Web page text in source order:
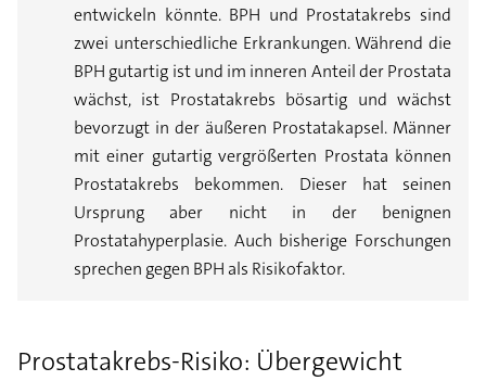
entwickeln könnte. BPH und Prostatakrebs sind
zwei unterschiedliche Erkrankungen. Während die
BPH gutartig ist und im inneren Anteil der Prostata
wächst, ist Prostatakrebs bösartig und wächst
bevorzugt in der äußeren Prostatakapsel. Männer
mit einer gutartig vergrößerten Prostata können
Prostatakrebs bekommen. Dieser hat seinen
Ursprung aber nicht in der benignen
Prostatahyperplasie. Auch bisherige Forschungen
sprechen gegen BPH als Risikofaktor.
Prostatakrebs-Risiko: Übergewicht